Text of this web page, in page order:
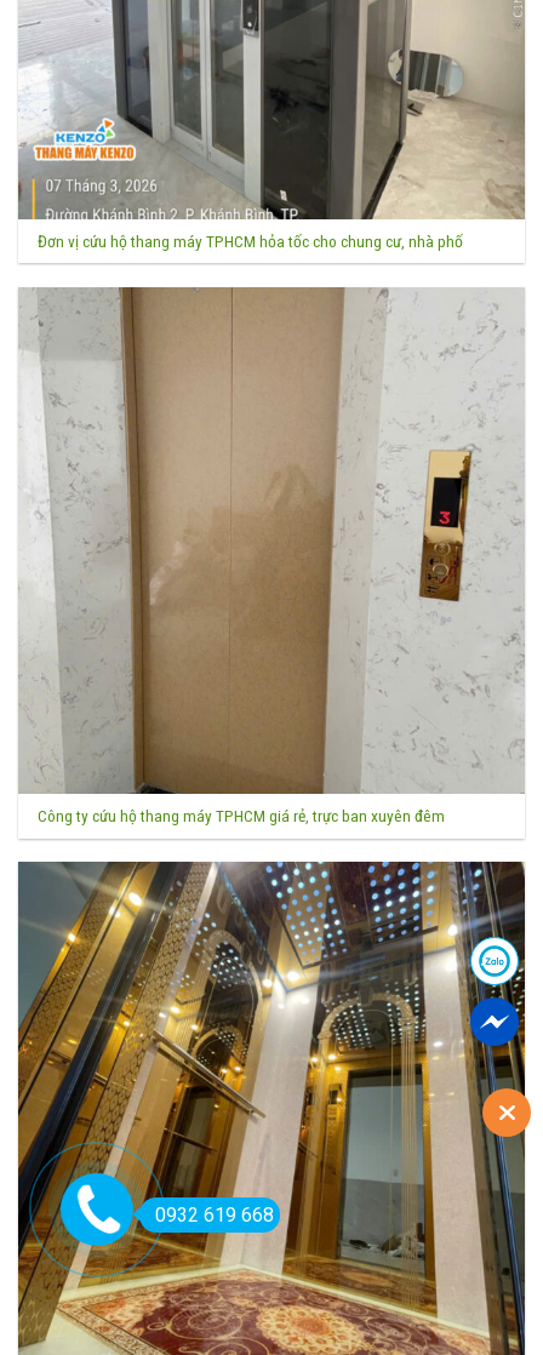
Đơn vị cứu hộ thang máy TPHCM hỏa tốc cho chung cư, nhà phố
Công ty cứu hộ thang máy TPHCM giá rẻ, trực ban xuyên đêm
0932 619 668